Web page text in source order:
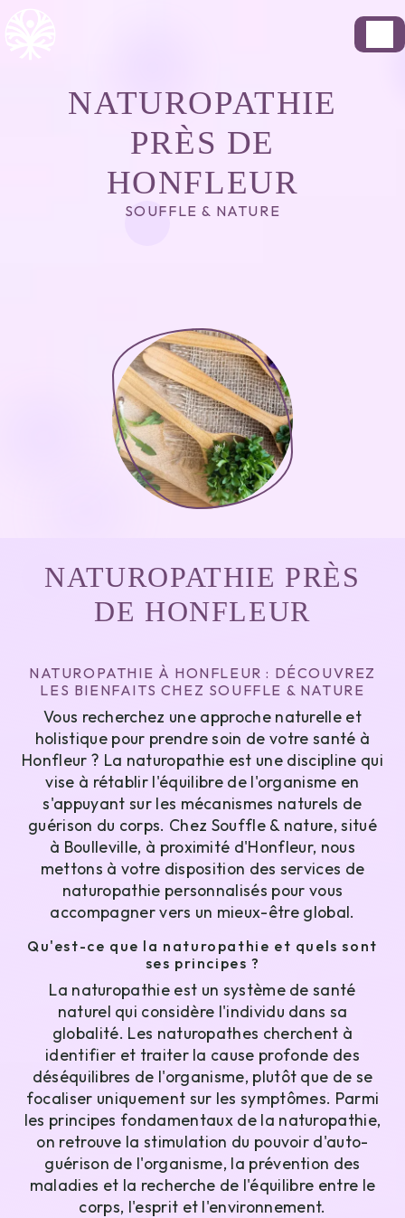
NATUROPATHIE
PRÈS DE
HONFLEUR
SOUFFLE & NATURE
NATUROPATHIE PRÈS
DE HONFLEUR
NATUROPATHIE À HONFLEUR : DÉCOUVREZ
LES BIENFAITS CHEZ SOUFFLE & NATURE
Vous recherchez une approche naturelle et
holistique pour prendre soin de votre santé à
Honfleur ? La naturopathie est une discipline qui
vise à rétablir l'équilibre de l'organisme en
s'appuyant sur les mécanismes naturels de
guérison du corps. Chez Souffle & nature, situé
à Boulleville, à proximité d'Honfleur, nous
mettons à votre disposition des services de
naturopathie personnalisés pour vous
accompagner vers un mieux-être global.
Qu'est-ce que la naturopathie et quels sont
ses principes ?
La naturopathie est un système de santé
naturel qui considère l'individu dans sa
globalité. Les naturopathes cherchent à
identifier et traiter la cause profonde des
déséquilibres de l'organisme, plutôt que de se
focaliser uniquement sur les symptômes. Parmi
les principes fondamentaux de la naturopathie,
on retrouve la stimulation du pouvoir d'auto-
guérison de l'organisme, la prévention des
maladies et la recherche de l'équilibre entre le
corps, l'esprit et l'environnement.